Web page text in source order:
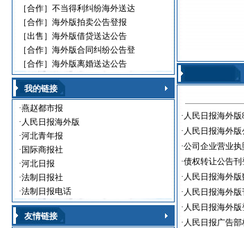
维权公告 解除声明
迁址公告 法院公告
开庭传票 海事文书
［合作］ 不当得利纠纷海外送达
［合作］ 海外版拍卖公告登报
［出售］ 海外版借贷送达公告
［合作］ 海外版合同纠纷公告登
［合作］ 海外版离婚送达公告
我的链接
·燕赵都市报
· 人民日报海外版
·河北青年报
· 国际商报社
·河北日报
·法制日报社
·法制日报电话
友情链接
· 人民日报海外版
· 人民日报海外
·公司企业营业
·债权转让公告
· 人民日报海外版
· 人民日报海外
· 人民日报海外
· 人民日报广告